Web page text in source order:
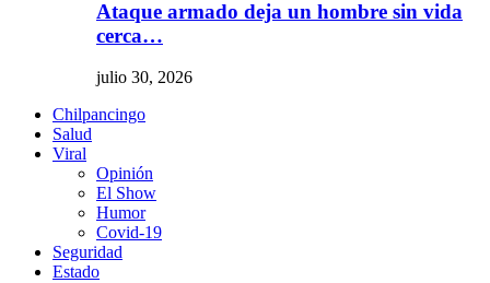
Ataque armado deja un hombre sin vida
cerca…
julio 30, 2026
Chilpancingo
Salud
Viral
Opinión
El Show
Humor
Covid-19
Seguridad
Estado